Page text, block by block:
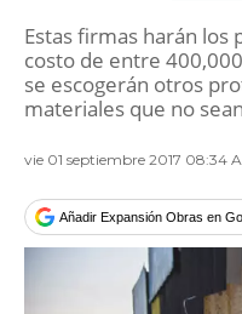
Estas firmas harán
costo de entre
se escogerán otros
materiales que no
vie 01 septiembre 2017 08:34
Añadir Expansión Obras en